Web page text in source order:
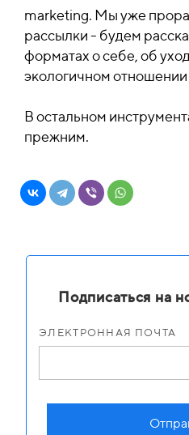
marketing. Мы уже
рассылки - будем
форматах о себе, об
экологичном
В остальном
прежним.
Подписаться на
ЭЛЕКТРОННАЯ ПОЧТА